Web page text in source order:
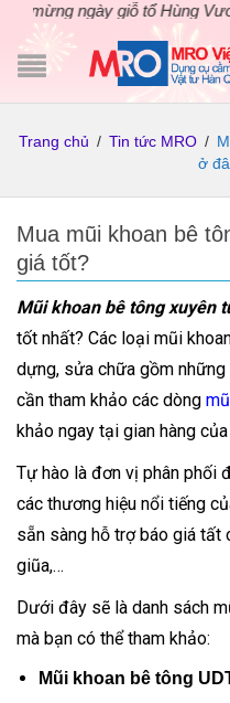
ngày giỗ tổ Hùng Vương.
Trang chủ / Tin tức MRO /
ở
Mua mũi khoan bê
giá tốt?
Mũi khoan bê tông xuyên
tốt nhất? Các loại mũi
dựng, sửa chữa gồm
cần tham khảo các dòng
khảo ngay tại gian hàng
Tự hào là đơn vị phân phối
các thương hiệu nổi tiếng
sẵn sàng hỗ trợ báo giá tất
giũa,…
Dưới đây sẽ là danh sách
mà bạn có thể tham khảo:
Mũi khoan bê tông